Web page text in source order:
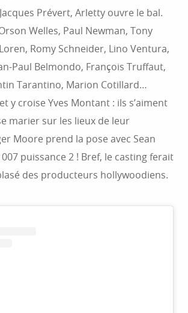
Prévert, Arletty ouvre le bal.
Welles, Paul Newman, Tony
Romy Schneider, Lino Ventura,
Paul Belmondo, François Truffaut,
Tarantino, Marion Cotillard…
y croise Yves Montant : ils s’aiment
marier sur les lieux de leur
Moore prend la pose avec Sean
007 puissance 2 ! Bref, le casting ferait
des producteurs hollywoodiens.